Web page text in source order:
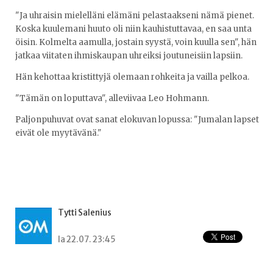
"Ja uhraisin mielelläni elämäni pelastaakseni nämä pienet.
Koska kuulemani huuto oli niin kauhistuttavaa, en saa unta
öisin. Kolmelta aamulla, jostain syystä, voin kuulla sen", hän
jatkaa viitaten ihmiskaupan uhreiksi joutuneisiin lapsiin.
Hän kehottaa kristittyjä olemaan rohkeita ja vailla pelkoa.
"Tämän on loputtava", alleviivaa Leo Hohmann.
Paljonpuhuvat ovat sanat elokuvan lopussa: "Jumalan lapset
eivät ole myytävänä."
Tytti Salenius
la 22.07. 23:45